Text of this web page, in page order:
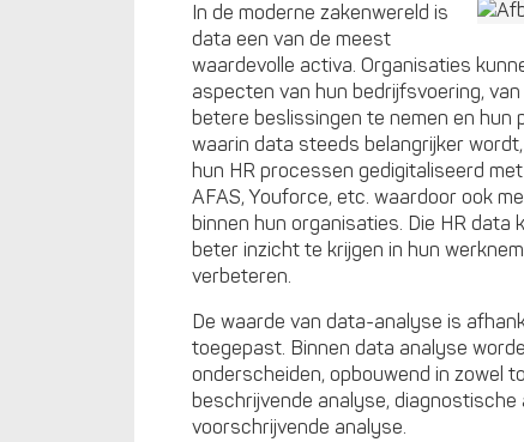
In de moderne zakenwereld is
data een van de meest
waardevolle activa. Organisaties
aspecten van hun bedrijfsvoering,
betere beslissingen te nemen en
waarin data steeds belangrijker
hun HR processen gedigitaliseerd
AFAS, Youforce, etc. waardoor ook
binnen hun organisaties. Die HR data
beter inzicht te krijgen in hun
verbeteren.
De waarde van data-analyse is
toegepast. Binnen data analyse
onderscheiden, opbouwend in zowel
beschrijvende analyse,
voorschrijvende analyse.